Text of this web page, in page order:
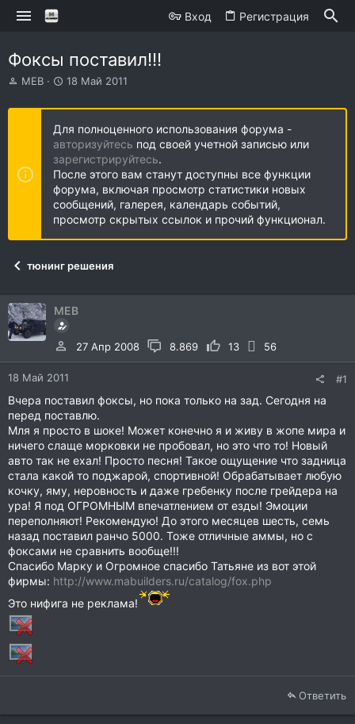
Вход Регистрация
Фоксы поставил!!!
А
т
е
м
MEB
Д
т
н
а
ч
а
л
а
18 Май 2011
Для полноценного использования форума -
авторизуйтесь под своей учетной записью или
зарегистрируйтесь.
После этого вам станут доступны все функции
форума, включая просмотр статистики новых
сообщений, галерея, календарь событий,
просмотр скрытых ссылок и прочий функционал.
тюнинг решения
MEB
27 Апр 2008 8.869 13 56
18 Май 2011 #1
Вчера поставил фоксы, но пока только на зад. Сегодня на
перед поставлю.
Мля я просто в шоке! Может конечно я и живу в жопе мира и
ничего слаще морковки не пробовал, но это что то! Новый
авто так не ехал! Просто песня! Такое ощущение что задница
стала какой то поджарой, спортивной! Обрабатывает любую
кочку, яму, неровность и даже гребенку после грейдера на
ура! Я под ОГРОМНЫМ впечатлением от езды! Эмоции
переполняют! Рекомендую! До этого месяцев шесть, семь
назад поставил ранчо 5000. Тоже отличные аммы, но с
фоксами не сравнить вообще!!!
Спасибо Марку и Огромное спасибо Татьяне из вот этой
фирмы: http://www.mabuilders.ru/catalog/fox.php
Это нифига не реклама!
Ответить